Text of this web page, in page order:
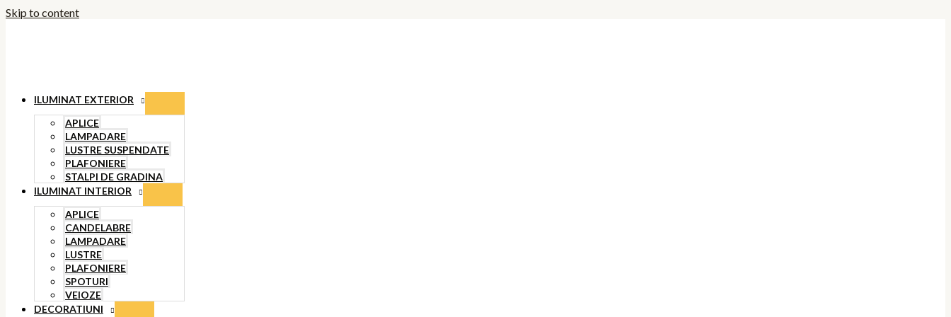
Skip to content
ILUMINAT EXTERIOR
APLICE
LAMPADARE
LUSTRE SUSPENDATE
PLAFONIERE
STALPI DE GRADINA
ILUMINAT INTERIOR
APLICE
CANDELABRE
LAMPADARE
LUSTRE
PLAFONIERE
SPOTURI
VEIOZE
DECORATIUNI